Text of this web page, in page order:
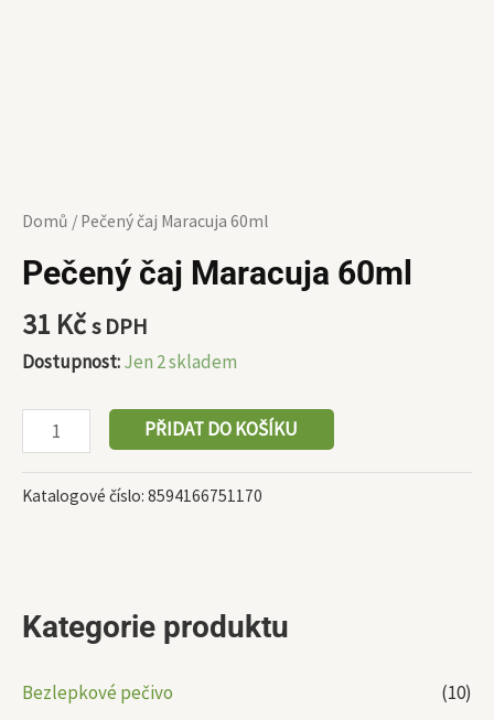
Kategorie produktu
Bezlepkové pečivo
(10)
Domů / Pečený čaj Maracuja 60ml
Pečený čaj Maracuja 60ml
31 Kčs DPH
Dostupnost:Jen 2 skladem
PŘIDAT DO KOŠÍKU
Katalogové číslo: 8594166751170